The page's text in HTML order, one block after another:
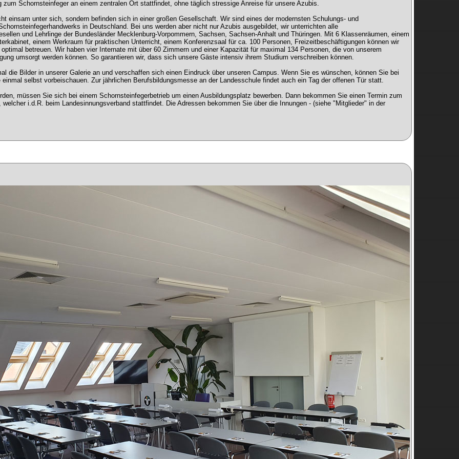
zum Schornsteinfeger an einem zentralen Ort stattfindet, ohne täglich stressige Anreise für unsere Azubis.
einsam unter sich, sondern befinden sich in einer großen Gesellschaft. Wir sind eines der modernsten Schulungs- und
in Deutschland. Bei uns werden aber nicht nur Azubis ausgebildet, wir unterrichten alle
und Lehrlinge der Bundesländer Mecklenburg-Vorpommern, Sachsen, Sachsen-Anhalt und Thüringen. Mit 6 Klassenräumen, einem
einem Werkraum für praktischen Unterricht, einem Konferenzsaal für ca. 100 Personen, Freizeitbeschäftigungen können wir
betreuen. Wir haben vier Internate mit über 60 Zimmern und einer Kapazität für maximal 134 Personen, die von unserem
umsorgt werden können. So garantieren wir, dass sich unsere Gäste intensiv ihrem Studium verschreiben können.
die Bilder in unserer Galerie an und verschaffen sich einen Eindruck über unseren Campus. Wenn Sie es wünschen, können Sie bei
einmal selbst vorbeischauen. Zur jährlichen Berufsbildungsmesse an der Landesschule findet auch ein Tag der offenen Tür statt.
müssen Sie sich bei einem Schornsteinfegerbetrieb um einen Ausbildungsplatz bewerben. Dann bekommen Sie einen Termin zum
welcher i.d.R. beim Landesinnungsverband stattfindet. Die Adressen bekommen Sie über die Innungen - (siehe "Mitglieder" in der